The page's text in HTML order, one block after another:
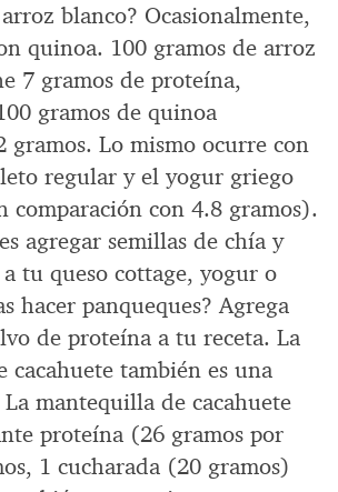
blanco? Ocasionalmente,
quinoa. 100 gramos de arroz
7 gramos de proteína,
gramos de quinoa
gramos. Lo mismo ocurre con
regular y el yogur griego
comparación con 4.8 gramos).
agregar semillas de chía y
tu queso cottage, yogur o
hacer panqueques? Agrega
de proteína a tu receta. La
cacahuete también es una
mantequilla de cacahuete
proteína (26 gramos por
1 cucharada (20 gramos)